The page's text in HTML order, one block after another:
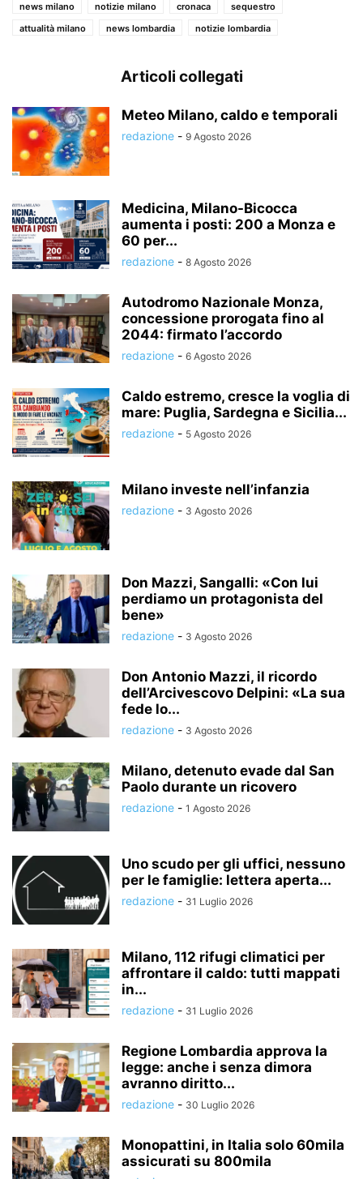
news milano
notizie milano cronaca
sequestro
attualità milano
news lombardia notizie lombardia
Articoli collegati
Meteo Milano, caldo e temporali
redazione - 9 Agosto 2026
Medicina, Milano-Bicocca
aumenta i posti: 200 a Monza e
60 per...
redazione - 8 Agosto 2026
Autodromo Nazionale Monza,
concessione prorogata fino al
2044: firmato l’accordo
redazione - 6 Agosto 2026
Caldo estremo, cresce la voglia di
mare: Puglia, Sardegna e Sicilia...
redazione - 5 Agosto 2026
Milano investe nell’infanzia
redazione - 3 Agosto 2026
Don Mazzi, Sangalli: «Con lui
perdiamo un protagonista del
bene»
redazione - 3 Agosto 2026
Don Antonio Mazzi, il ricordo
dell’Arcivescovo Delpini: «La sua
fede lo...
redazione - 3 Agosto 2026
Milano, detenuto evade dal San
Paolo durante un ricovero
redazione - 1 Agosto 2026
Uno scudo per gli uffici, nessuno
per le famiglie: lettera aperta...
redazione - 31 Luglio 2026
Milano, 112 rifugi climatici per
affrontare il caldo: tutti mappati
in...
redazione - 31 Luglio 2026
Regione Lombardia approva la
legge: anche i senza dimora
avranno diritto...
redazione - 30 Luglio 2026
Monopattini, in Italia solo 60mila
assicurati su 800mila